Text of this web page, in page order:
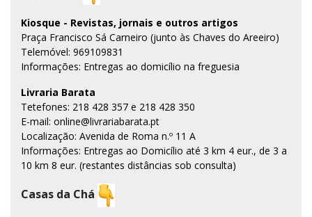
Kiosque - Revistas, jornais e outros artigos
Praça Francisco Sá Carneiro (junto às Chaves do Areeiro)
Telemóvel: 969109831
Informações: Entregas ao domicílio na freguesia
Livraria Barata
Tetefones: 218 428 357 e 218 428 350
E-mail: online@livrariabarata.pt
Localização: Avenida de Roma n.º 11 A
Informações: Entregas ao Domicílio até 3 km 4 eur., de 3 a
10 km 8 eur. (restantes distâncias sob consulta)
Casas da Chá